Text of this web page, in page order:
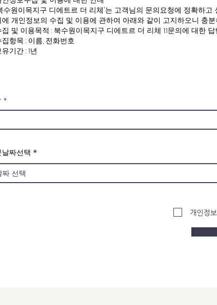
수원이목지구 디에트르 더 리체'는 고객님의 문의요청에 정확하
에 개인정보의 수집 및 이용에 관하여 아래와 같이 고지하오니 충
및 이용목적 : 북수원이목지구 디에트르 더 리체 1:1문의에 대한
항목 : 이름, 전화번호
기간 : 1년
짜선택 *r
q
i
개인정